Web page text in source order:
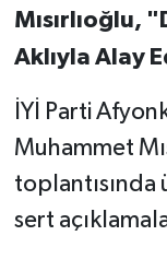
Mısırlıoğlu,
Aklıyla Alay
İYİ Parti
Muhammet
toplantısında
sert